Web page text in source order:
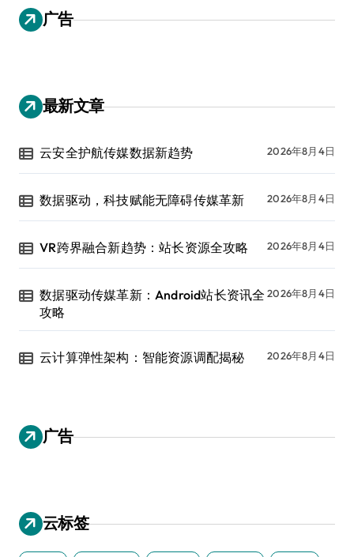
广告
最新文章
云安全护航传媒数据新趋势 2026年8月4日
数据驱动，科技赋能无障碍传媒革新 2026年8月4日
VR跨界融合新趋势：站长资源全攻略 2026年8月4日
数据驱动传媒革新：Android站长资讯全
攻略
2026年8月4日
云计算弹性架构：智能资源调配揭秘 2026年8月4日
广告
云标签